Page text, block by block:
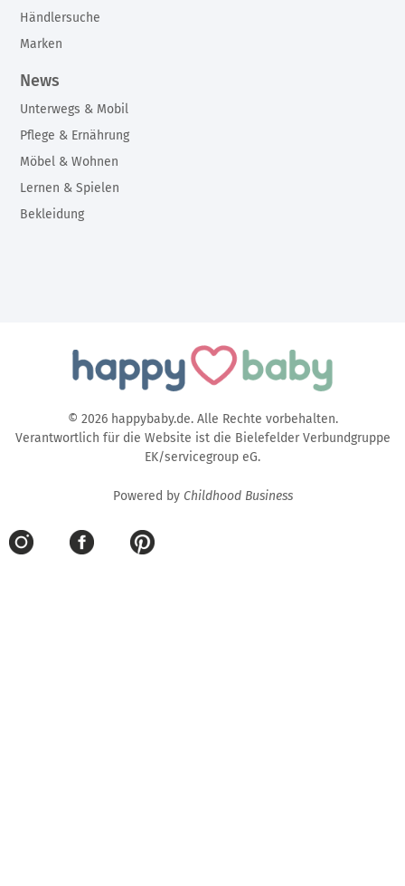
Händlersuche
Marken
News
Unterwegs & Mobil
Pflege & Ernährung
Möbel & Wohnen
Lernen & Spielen
Bekleidung
© 2026 happybaby.de. Alle Rechte vorbehalten.
Verantwortlich für die Website ist die Bielefelder Verbundgruppe
EK/servicegroup eG.
Powered by Childhood Business